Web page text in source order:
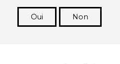
Oui
Non